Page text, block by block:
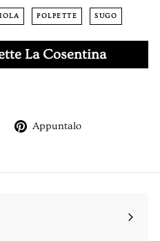
POLPETTE SUGO
La Cosentina
TwittaAppuntalo